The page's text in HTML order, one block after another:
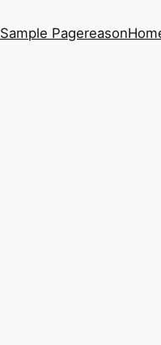
reason
Sample Page